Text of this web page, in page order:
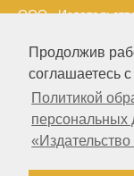
Продолжив
соглашаетесь с
Политикой
ООО
LLC Материалы,
охраняются
прав. Публикация
этого сайта
предварительного
издательством.
размещенные на